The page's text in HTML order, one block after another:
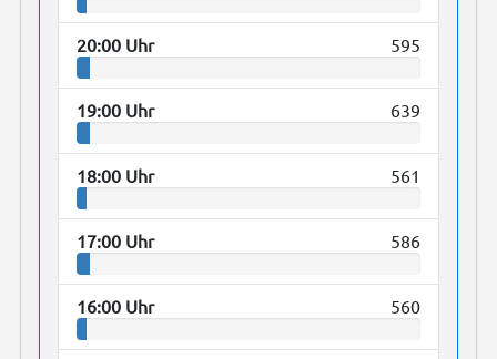
20:00 Uhr 595
19:00 Uhr 639
18:00 Uhr 561
17:00 Uhr 586
16:00 Uhr 560